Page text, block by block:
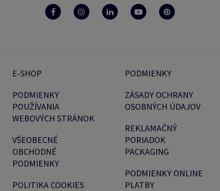
E-SHOP
PODMIENKY
POUŽÍVANIA
WEBOVÝCH STRÁNOK
VŠEOBECNÉ
OBCHODNÉ
PODMIENKY
POLITIKA COOKIES
PODMIENKY
ZÁSADY OCHRANY
OSOBNÝCH ÚDAJOV
REKLAMAČNÝ
PORIADOK
PACKAGING
PODMIENKY ONLINE
PLATBY